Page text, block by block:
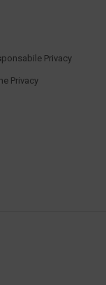
Privacy
Privacy